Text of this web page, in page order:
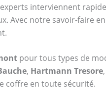
interviennent
Avec notre savoir-faire en
pour tous types de
, Hartmann Tresore,
coffre en toute sécurité.